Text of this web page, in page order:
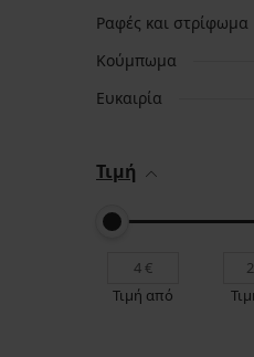
Ραφές και στρίφωμα
Κούμπωμα
Ευκαιρία
Τιμή
Τιμή από